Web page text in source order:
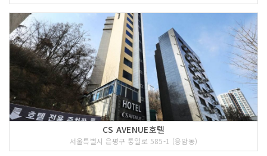
CS AVENUE호텔
서울특별시 은평구 통일로 585-1 (응암동)